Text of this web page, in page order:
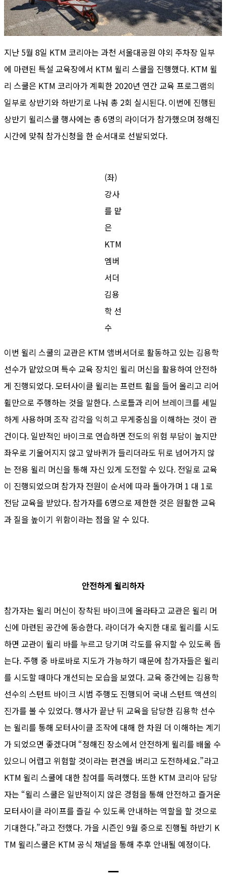
지난 5월 8일 KTM 코리아는 과천 서울대공원 야외 주차장 일부
에 마련된 특설 교육장에서 KTM 윌리 스쿨을 진행했다. KTM 윌
리 스쿨은 KTM 코리아가 계획한 2020년 연간 교육 프로그램의
일부로 상반기와 하반기로 나눠 총 2회 실시된다. 이번에 진행된
상반기 윌리스쿨 행사에는 총 6명의 라이더가 참가했으며 정해진
시간에 맞춰 참가신청을 한 순서대로 선발되었다.
(좌)
강사
를 맡
은
KTM
엠버
서더
김용
학 선
수
이번 윌리 스쿨의 교관은 KTM 앰버서더로 활동하고 있는 김용학
선수가 맡았으며 특수 교육 장치인 윌리 머신을 활용하여 안전하
게 진행되었다. 모터사이클 윌리는 프런트 휠을 들어 올리고 리어
휠만으로 주행하는 것을 말한다. 스로틀과 리어 브레이크를 세밀
하게 사용하며 조작 감각을 익히고 무게중심을 이해하는 것이 관
건이다. 일반적인 바이크로 연습하면 전도의 위험 부담이 높지만
좌우로 기울어지지 않고 앞바퀴가 들리더라도 뒤로 넘어가지 않
는 전용 윌리 머신을 통해 자신 있게 도전할 수 있다. 전일로 교육
이 진행되었으며 참가자 전원이 순서에 따라 돌아가며 1 대 1로
전담 교육을 받았다. 참가자를 6명으로 제한한 것은 원활한 교육
과 질을 높이기 위함이라는 점을 알 수 있다.
안전하게 윌리하자
참가자는 윌리 머신이 장착된 바이크에 올라타고 교관은 윌리 머
신에 마련된 공간에 동승한다. 라이더가 숙지한 대로 윌리를 시도
하면 교관이 윌리 바를 누르고 당기며 각도를 유지할 수 있도록 돕
는다. 주행 중 바로바로 지도가 가능하기 때문에 참가자들은 윌리
를 시도할 때마다 개선되는 모습을 보였다. 교육 중간에는 김용학
선수의 스턴트 바이크 시범 주행도 진행되어 국내 스턴트 액션의
진가를 볼 수 있었다. 행사가 끝난 뒤 교육을 담당한 김용학 선수
는 윌리를 통해 모터사이클 조작에 대해 한 차원 더 이해하는 계기
가 되었으면 좋겠다며 “정해진 장소에서 안전하게 윌리를 배울 수
있으니 어렵고 위험할 것이라는 편견을 버리고 도전하세요.”라고
KTM 윌리 스쿨에 대한 참여를 독려했다. 또한 KTM 코리아 담당
자는 “윌리 스쿨은 일반적이지 않은 경험을 통해 안전하고 즐거운
모터사이클 라이프를 즐길 수 있도록 안내하는 역할을 할 것으로
기대한다.”라고 전했다. 가을 시즌인 9월 중으로 진행될 하반기 K
TM 윌리스쿨은 KTM 공식 채널을 통해 추후 안내될 예정이다.
ㅡ